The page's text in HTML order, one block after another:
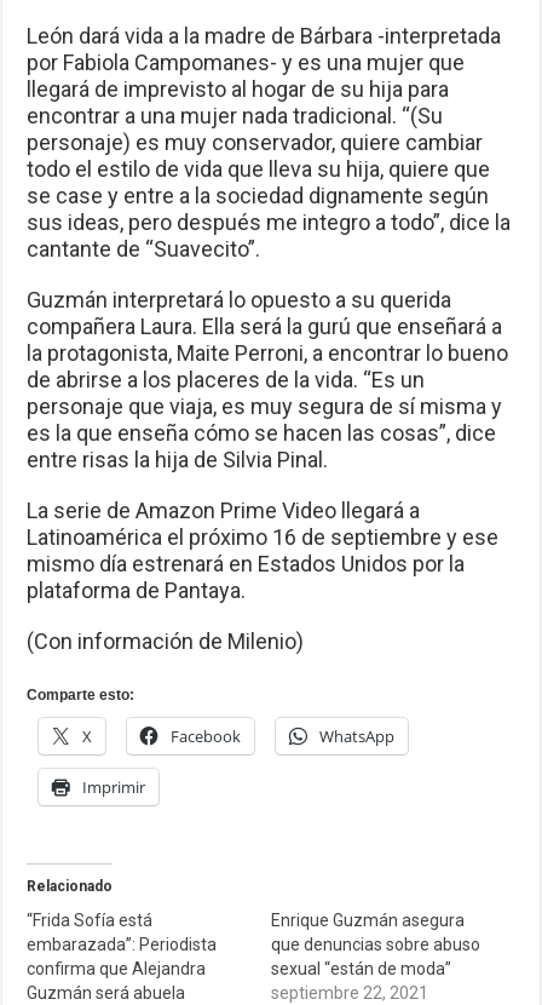
León dará vida a la madre de Bárbara -interpretada
por Fabiola Campomanes- y es una mujer que
llegará de imprevisto al hogar de su hija para
encontrar a una mujer nada tradicional. “(Su
personaje) es muy conservador, quiere cambiar
todo el estilo de vida que lleva su hija, quiere que
se case y entre a la sociedad dignamente según
sus ideas, pero después me integro a todo”, dice la
cantante de “Suavecito”.
Guzmán interpretará lo opuesto a su querida
compañera Laura. Ella será la gurú que enseñará a
la protagonista, Maite Perroni, a encontrar lo bueno
de abrirse a los placeres de la vida. “Es un
personaje que viaja, es muy segura de sí misma y
es la que enseña cómo se hacen las cosas”, dice
entre risas la hija de Silvia Pinal.
La serie de Amazon Prime Video llegará a
Latinoamérica el próximo 16 de septiembre y ese
mismo día estrenará en Estados Unidos por la
plataforma de Pantaya.
(Con información de Milenio)
Comparte esto:
X Facebook WhatsApp
Imprimir
Relacionado
“Frida Sofía está
embarazada”: Periodista
confirma que Alejandra
Guzmán será abuela
Enrique Guzmán asegura
que denuncias sobre abuso
sexual “están de moda”
septiembre 22, 2021